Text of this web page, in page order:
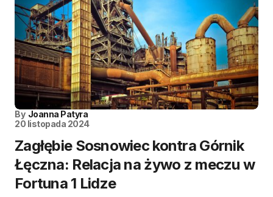
By Joanna Patyra
20 listopada 2024
Zagłębie Sosnowiec kontra Górnik
Łęczna: Relacja na żywo z meczu w
Fortuna 1 Lidze